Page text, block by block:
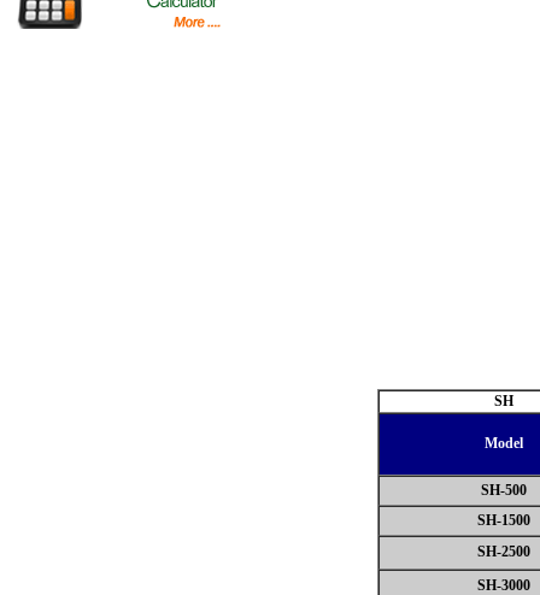
SH
Model
SH-500
SH-1500
SH-2500
SH-3000